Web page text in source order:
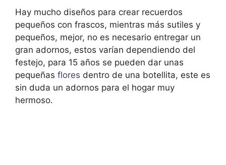
Hay mucho diseños para crear recuerdos
pequeños con frascos, mientras más sutiles y
pequeños, mejor, no es necesario entregar un
gran adornos, estos varían dependiendo del
festejo, para 15 años se pueden dar unas
pequeñas flores dentro de una botellita, este es
sin duda un adornos para el hogar muy
hermoso.